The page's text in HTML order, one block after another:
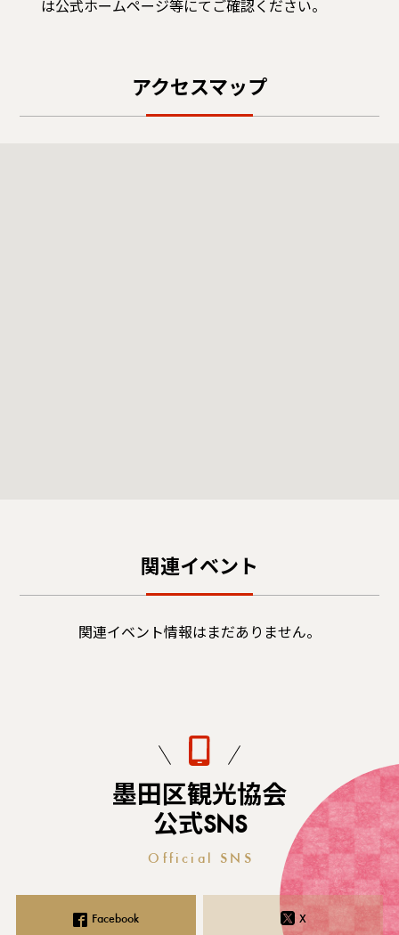
は公式ホームページ等にてご確認ください。
アクセスマップ
関連イベント
関連イベント情報はまだありません。
墨田区観光協会
公式SNS
Official SNS
Facebook X